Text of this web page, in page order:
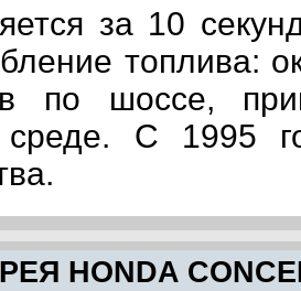
за 10
топлива:
по шоссе,
среде. С 1995
HONDA